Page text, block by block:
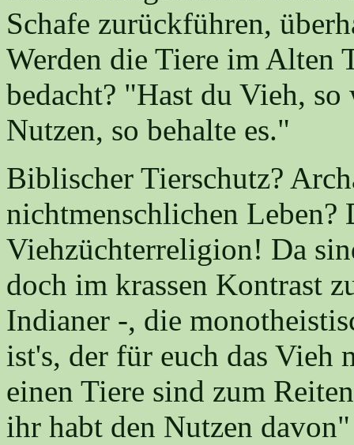
Schafe zurückführen,
Werden die Tiere im Alten
bedacht? "Hast du Vieh,
Nutzen, so behalte es."
Biblischer Tierschutz?
nichtmenschlichen Leben?
Viehzüchterreligion! Da
doch im krassen Kontrast
Indianer -, die
ist's, der für euch das
einen Tiere sind zum
ihr habt den Nutzen